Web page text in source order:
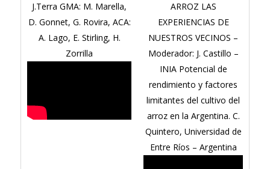
J.Terra GMA: M. Marella,
D. Gonnet, G. Rovira, ACA:
A. Lago, E. Stirling, H.
Zorrilla
ARROZ LAS
EXPERIENCIAS DE
NUESTROS VECINOS –
Moderador: J. Castillo –
INIA Potencial de
rendimiento y factores
limitantes del cultivo del
arroz en la Argentina. C.
Quintero, Universidad de
Entre Ríos – Argentina